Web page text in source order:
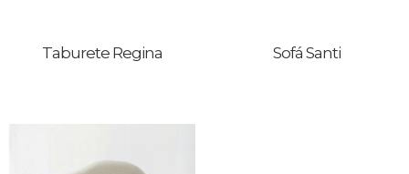
Taburete Regina Sofá Santi